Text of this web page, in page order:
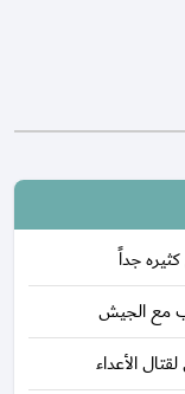
جداً
مع الجيش
الأعداء